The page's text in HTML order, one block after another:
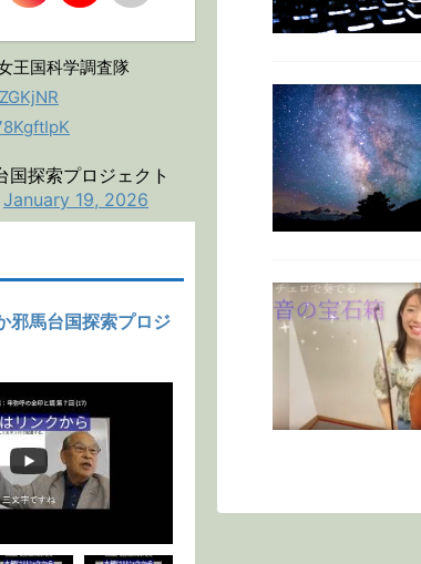
王国科学調査隊
探索プロジェクト
January 19, 2026
邪馬台国探索プロジ